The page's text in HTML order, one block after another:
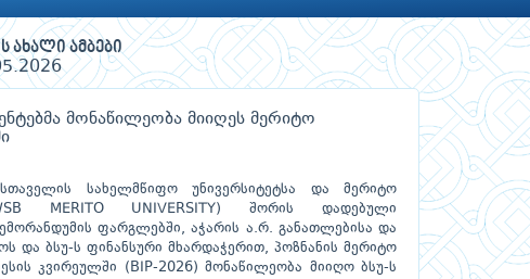
ახალი ამბები
მონაწილეობა მიიღეს მერიტო
სახელმწიფო უნივერსიტეტსა და მერიტო
MERITO UNIVERSITY) შორის დადებული
ფარგლებში, აჭარის ა.რ. განათლებისა და
და ბსუ-ს ფინანსური მხარდაჭერით, პოზნანის მერიტო
კვირეულში (BIP-2026) მონაწილეობა მიიღო ბსუ-ს